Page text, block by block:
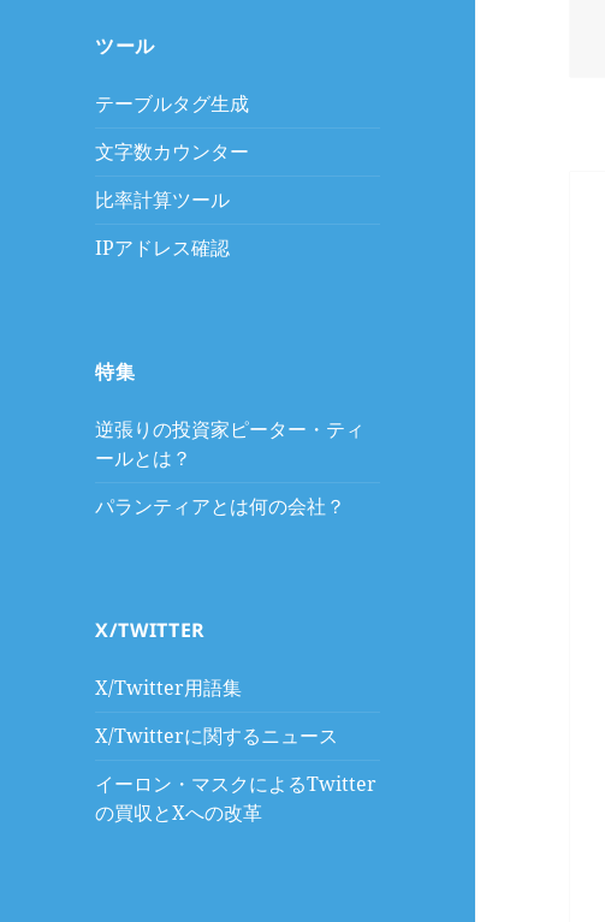
ツール
テーブルタグ生成
文字数カウンター
比率計算ツール
IPアドレス確認
特集
逆張りの投資家ピーター・ティ
ールとは？
パランティアとは何の会社？
X/TWITTER
X/Twitter用語集
X/Twitterに関するニュース
イーロン・マスクによるTwitter
の買収とXへの改革